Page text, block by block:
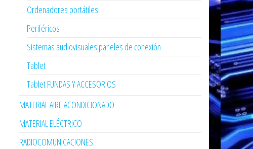
Ordenadores portátiles
Periféricos
Sistemas audiovisuales:paneles de conexión
Tablet
Tablet FUNDAS Y ACCESORIOS
MATERIAL AIRE ACONDICIONADO
MATERIAL ELÉCTRICO
RADIOCOMUNICACIONES